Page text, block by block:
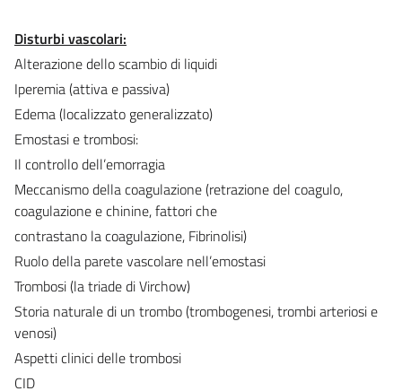
Disturbi vascolari:
Alterazione dello scambio di liquidi
Iperemia (attiva e passiva)
Edema (localizzato generalizzato)
Emostasi e trombosi:
Il controllo dell’emorragia
Meccanismo della coagulazione (retrazione del coagulo,
coagulazione e chinine, fattori che
contrastano la coagulazione, Fibrinolisi)
Ruolo della parete vascolare nell’emostasi
Trombosi (la triade di Virchow)
Storia naturale di un trombo (trombogenesi, trombi arteriosi e
venosi)
Aspetti clinici delle trombosi
CID